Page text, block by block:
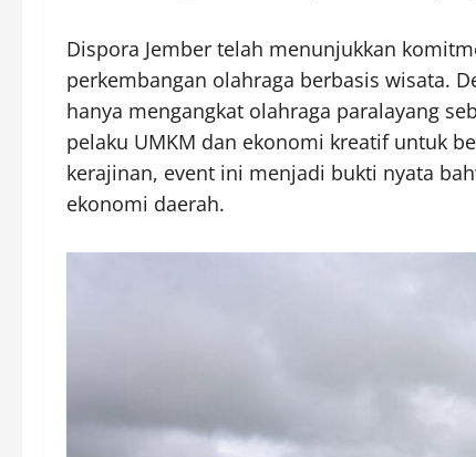
Dispora Jember telah menunjukkan
perkembangan olahraga berbasis wisata.
hanya mengangkat olahraga paralayang
pelaku UMKM dan ekonomi kreatif untuk
kerajinan, event ini menjadi bukti nyata
ekonomi daerah.